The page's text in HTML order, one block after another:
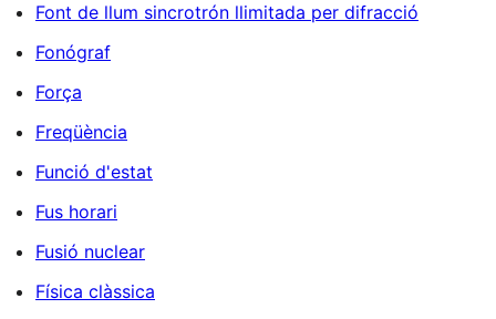
Font de llum sincrotrón llimitada per difracció
Fonógraf
Força
Freqüència
Funció d'estat
Fus horari
Fusió nuclear
Física clàssica